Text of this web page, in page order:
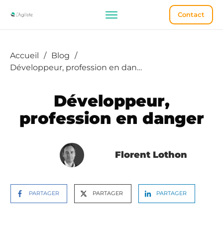
Contact
Accueil / Blog /
Développeur, profession en danger
Développeur,
profession en danger
Florent Lothon
PARTAGER PARTAGER PARTAGER